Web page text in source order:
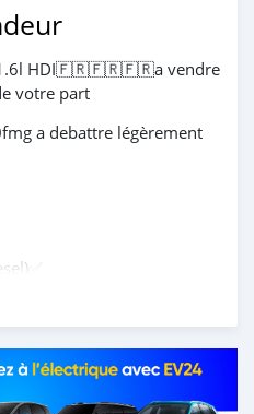
HDI🇫🇷🇫🇷🇫🇷a vendre
votre part
a debattre légèrement